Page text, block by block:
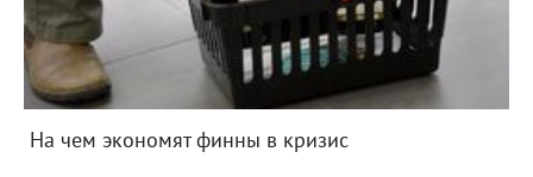
На чем экономят финны в кризис